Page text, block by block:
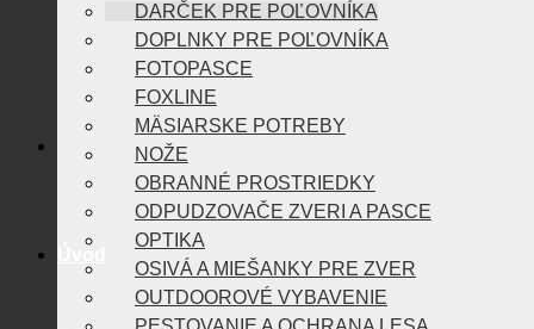
DARČEK PRE POĽOVNÍKA
DOPLNKY PRE POĽOVNÍKA
FOTOPASCE
FOXLINE
MÄSIARSKE POTREBY
NOŽE
OBRANNÉ PROSTRIEDKY
ODPUDZOVAČE ZVERI A PASCE
OPTIKA
OSIVÁ A MIEŠANKY PRE ZVER
OUTDOOROVÉ VYBAVENIE